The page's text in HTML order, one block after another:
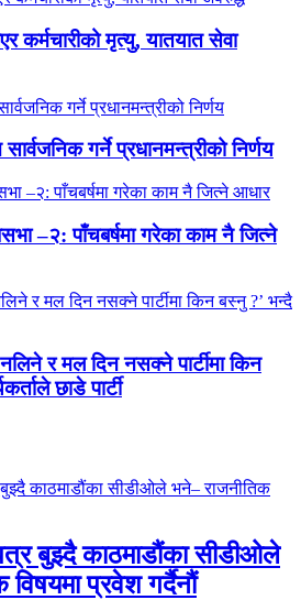
कर्मचारीको मृत्यु, यातयात सेवा
गर्ने प्रधानमन्त्रीको निर्णय
–२: पाँचबर्षमा गरेका काम नै जित्ने
र मल दिन नसक्ने पार्टीमा किन
छाडे पार्टी
बुझ्दै काठमाडौंका सीडीओले
प्रवेश गर्दैनौं